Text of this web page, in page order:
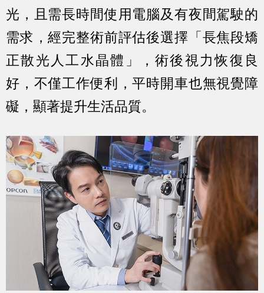
光，且需長時間使用電腦及有夜間駕駛的
需求，經完整術前評估後選擇「長焦段矯
正散光人工水晶體」，術後視力恢復良
好，不僅工作便利，平時開車也無視覺障
礙，顯著提升生活品質。